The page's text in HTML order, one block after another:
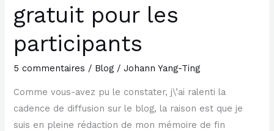
gratuit pour les
participants
5 commentaires / Blog /Johann Yang-Ting
Comme vous-avez pu le constater, j\’ai ralenti la
cadence de diffusion sur le blog, la raison est que je
suis en pleine rédaction de mon mémoire de fin
:
bonus
gratuit
les
participants